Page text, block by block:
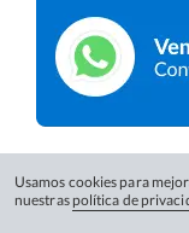
Usamos cookies para
nuestras política de